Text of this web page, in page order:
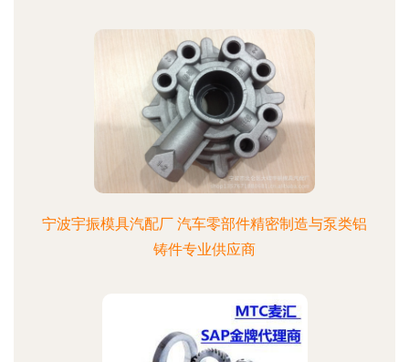
宁波宇振模具汽配厂 汽车零部件精密制造与泵类铝
铸件专业供应商